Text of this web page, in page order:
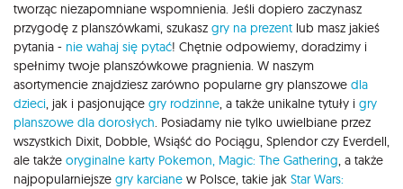
tworząc niezapomniane wspomnienia. Jeśli dopiero zaczynasz
przygodę z planszówkami, szukasz gry na prezent lub masz jakieś
pytania - nie wahaj się pytać! Chętnie odpowiemy, doradzimy i
spełnimy twoje planszówkowe pragnienia. W naszym
asortymencie znajdziesz zarówno popularne gry planszowe dla
dzieci, jak i pasjonujące gry rodzinne, a także unikalne tytuły i gry
planszowe dla dorosłych. Posiadamy nie tylko uwielbiane przez
wszystkich Dixit, Dobble, Wsiąść do Pociągu, Splendor czy Everdell,
ale także oryginalne karty Pokemon, Magic: The Gathering, a także
najpopularniejsze gry karciane w Polsce, takie jak Star Wars: